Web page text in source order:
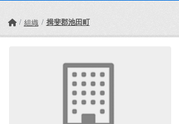
組織 揖斐郡池田町